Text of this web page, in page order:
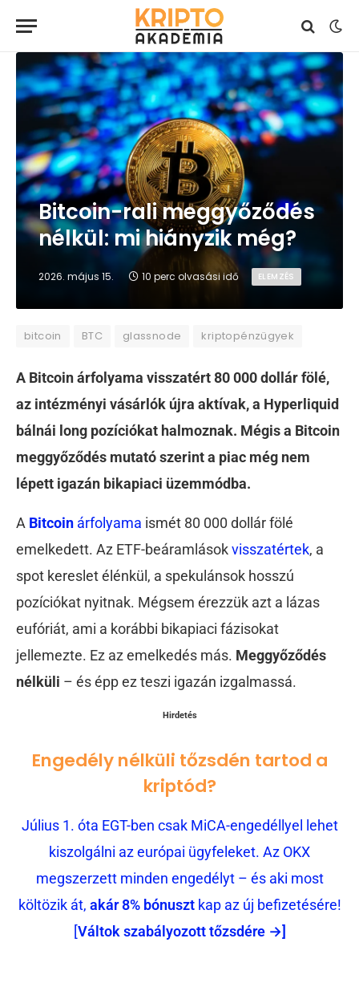
Bitcoin-rali meggyőződés
nélkül: mi hiányzik még?
2026. május 15. 10 perc olvasási idő ELEMZÉS
bitcoin BTC glassnode kriptopénzügyek
A Bitcoin árfolyama visszatért 80 000 dollár fölé,
az intézményi vásárlók újra aktívak, a Hyperliquid
bálnái long pozíciókat halmoznak. Mégis a Bitcoin
meggyőződés mutató szerint a piac még nem
lépett igazán bikapiaci üzemmódba.
A Bitcoin árfolyama ismét 80 000 dollár fölé
emelkedett. Az ETF-beáramlásokvisszatértek, a
spot kereslet élénkül, a spekulánsok hosszú
pozíciókat nyitnak. Mégsem érezzük azt a lázas
eufóriát, ami a korábbi bikapiaci fázisokat
jellemezte. Ez az emelkedés más. Meggyőződés
nélküli – és épp ez teszi igazán izgalmassá.
Hirdetés
Engedély nélküli tőzsdén tartod a
kriptód?
Július 1. óta EGT-ben csak MiCA-engedéllyel lehet
kiszolgálni az európai ügyfeleket. Az OKX
megszerzett minden engedélyt – és aki most
költözik át, akár 8% bónusztkap az új befizetésére!
[Váltok szabályozott tőzsdére →]